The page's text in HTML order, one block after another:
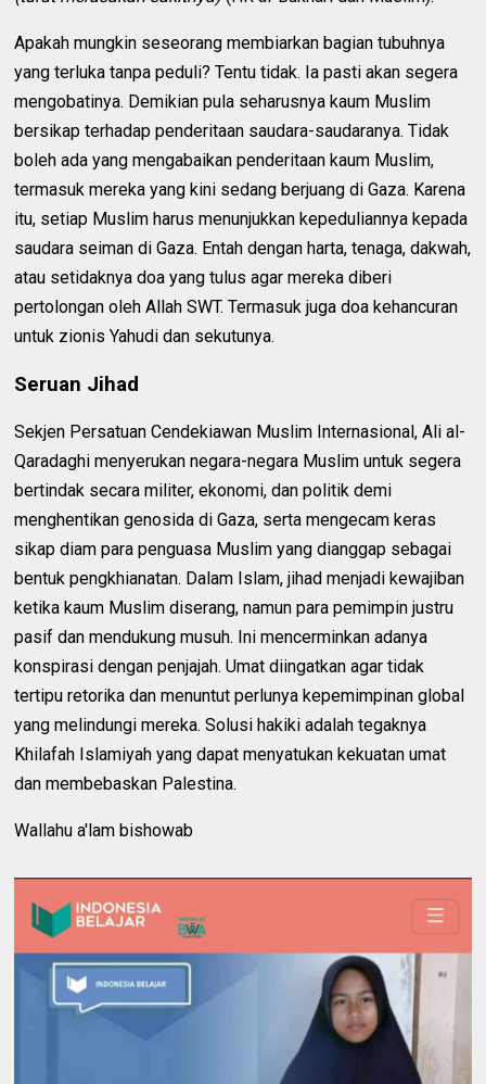
Apakah mungkin seseorang membiarkan bagian tubuhnya
yang terluka tanpa peduli? Tentu tidak. Ia pasti akan segera
mengobatinya. Demikian pula seharusnya kaum Muslim
bersikap terhadap penderitaan saudara-saudaranya. Tidak
boleh ada yang mengabaikan penderitaan kaum Muslim,
termasuk mereka yang kini sedang berjuang di Gaza. Karena
itu, setiap Muslim harus menunjukkan kepeduliannya kepada
saudara seiman di Gaza. Entah dengan harta, tenaga, dakwah,
atau setidaknya doa yang tulus agar mereka diberi
pertolongan oleh Allah SWT. Termasuk juga doa kehancuran
untuk zionis Yahudi dan sekutunya.
Seruan Jihad
Sekjen Persatuan Cendekiawan Muslim Internasional, Ali al-
Qaradaghi menyerukan negara-negara Muslim untuk segera
bertindak secara militer, ekonomi, dan politik demi
menghentikan genosida di Gaza, serta mengecam keras
sikap diam para penguasa Muslim yang dianggap sebagai
bentuk pengkhianatan. Dalam Islam, jihad menjadi kewajiban
ketika kaum Muslim diserang, namun para pemimpin justru
pasif dan mendukung musuh. Ini mencerminkan adanya
konspirasi dengan penjajah. Umat diingatkan agar tidak
tertipu retorika dan menuntut perlunya kepemimpinan global
yang melindungi mereka. Solusi hakiki adalah tegaknya
Khilafah Islamiyah yang dapat menyatukan kekuatan umat
dan membebaskan Palestina.
Wallahu a'lam bishowab